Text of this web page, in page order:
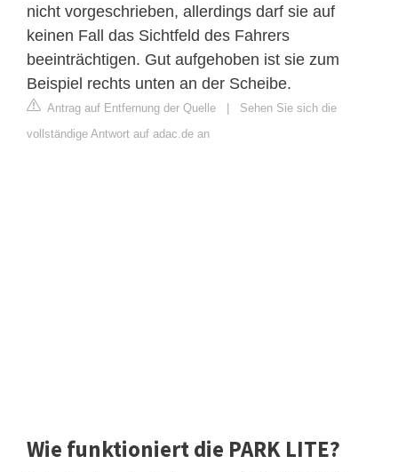
nicht vorgeschrieben, allerdings darf sie auf
keinen Fall das Sichtfeld des Fahrers
beeinträchtigen. Gut aufgehoben ist sie zum
Beispiel rechts unten an der Scheibe.
Antrag auf Entfernung der Quelle | Sehen Sie sich die
vollständige Antwort auf adac.de an
Wie funktioniert die PARK LITE?